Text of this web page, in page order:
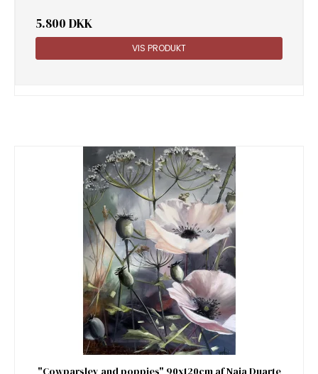
5.800 DKK
VIS PRODUKT